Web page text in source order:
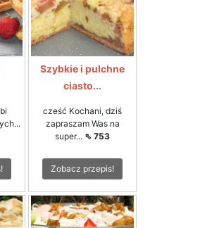
Szybkie i pulchne
ciasto...
cześć Kochani, dziś
zapraszam Was na
super... ⇖ 753
Zobacz przepis!